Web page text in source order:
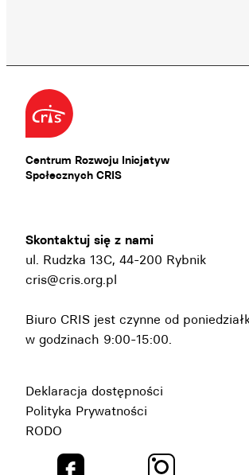
Centrum Rozwoju Inicjatyw
Społecznych CRIS
Skontaktuj się z nami
ul. Rudzka 13C, 44-200 Rybnik
cris@cris.org.pl
Biuro CRIS jest czynne od
w godzinach 9:00-15:00.
Deklaracja dostępności
Polityka Prywatności
RODO